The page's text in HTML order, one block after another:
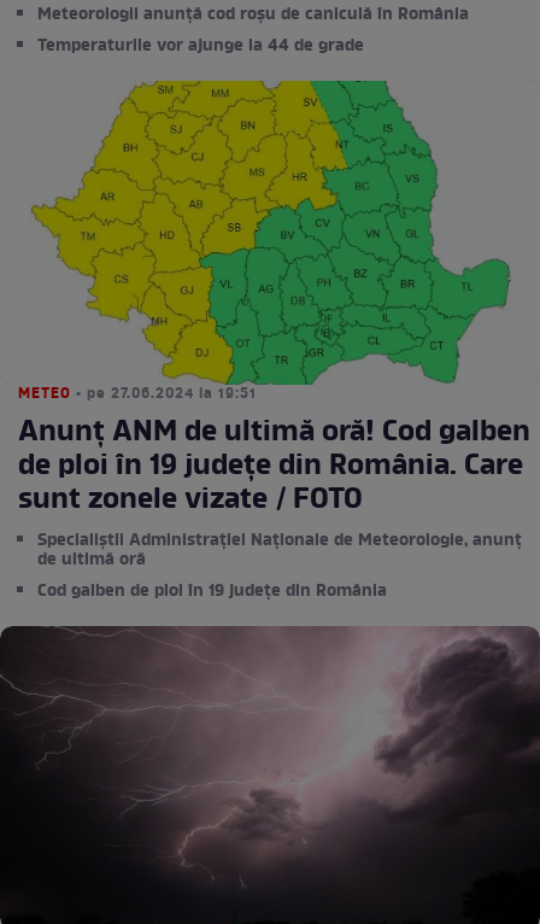
Meteorologii anunță cod roșu de caniculă în România
Temperaturile vor ajunge la 44 de grade
METEO • pe 27.06.2024 la 19:51
Anunț ANM de ultimă oră! Cod galben
de ploi în 19 județe din România. Care
sunt zonele vizate / FOTO
Specialiștii Administrației Naționale de Meteorologie, anunț
de ultimă oră
Cod galben de ploi în 19 județe din România